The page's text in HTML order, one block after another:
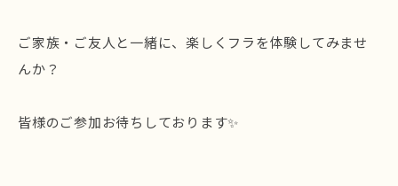
ご家族・ご友人と一緒に、楽しくフラを体験してみませ
んか？
皆様のご参加お待ちしております✨